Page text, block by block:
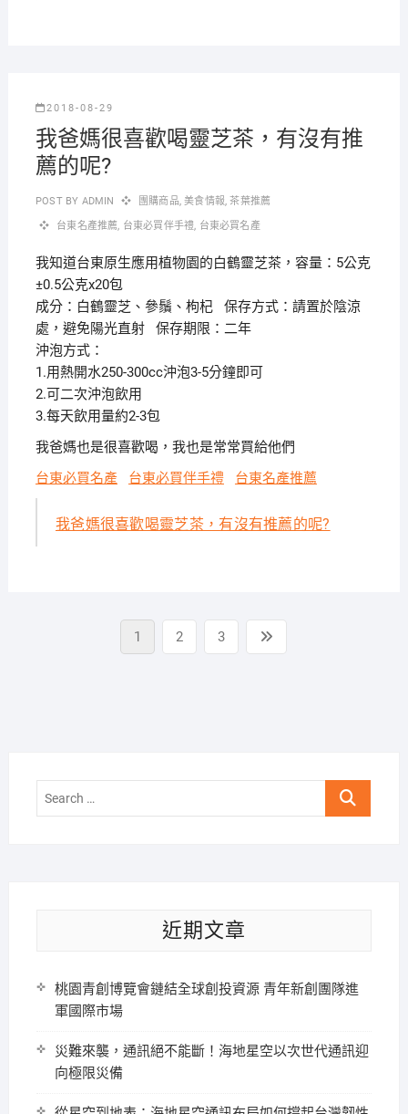
2018-08-29
我爸媽很喜歡喝靈芝茶，有沒有推
薦的呢?
POST BY ADMIN 團購商品,美食情報,茶葉推薦
台東名產推薦, 台東必買伴手禮, 台東必買名產
我知道台東原生應用植物園的白鶴靈芝茶，容量：5公克
±0.5公克x20包
成分：白鶴靈芝、參鬚、枸杞 保存方式：請置於陰涼
處，避免陽光直射 保存期限：二年
沖泡方式：
1.用熱開水250-300cc沖泡3-5分鐘即可
2.可二次沖泡飲用
3.每天飲用量約2-3包
我爸媽也是很喜歡喝，我也是常常買給他們
台東必買名產
台東必買伴手禮 台東名產推薦
我爸媽很喜歡喝靈芝茶，有沒有推薦的呢?
Page
1 Page
2 Page
3
page
Search
近期文章
桃園青創博覽會鏈結全球創投資源 青年新創團隊進
軍國際市場
災難來襲，通訊絕不能斷！海地星空以次世代通訊迎
向極限災備